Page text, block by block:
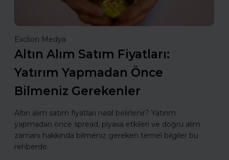
Exclion Medya
Altın Alım Satım Fiyatları:
Yatırım Yapmadan Önce
Bilmeniz Gerekenler
Altın alım satım fiyatları nasıl belirlenir? Yatırım
yapmadan önce spread, piyasa etkileri ve doğru alım
zamanı hakkında bilmeniz gereken temel bilgiler bu
rehberde.